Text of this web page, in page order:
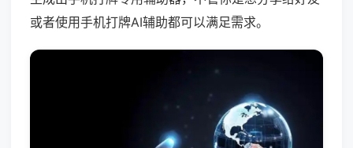
或者使用手机打牌AI辅助都可以满足需求。